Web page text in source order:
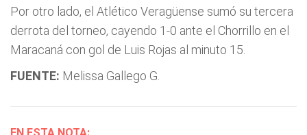
Por otro lado, el Atlético Veragüense sumó su tercera
derrota del torneo, cayendo 1-0 ante el Chorrillo en el
Maracaná con gol de Luis Rojas al minuto 15.
FUENTE: Melissa Gallego G.